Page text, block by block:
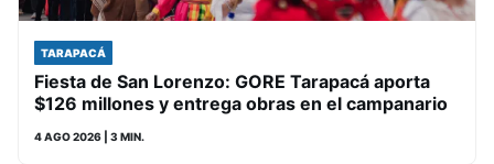
TARAPACÁ
Fiesta de San Lorenzo: GORE Tarapacá aporta
$126 millones y entrega obras en el campanario
4 AGO 2026 | 3 MIN.